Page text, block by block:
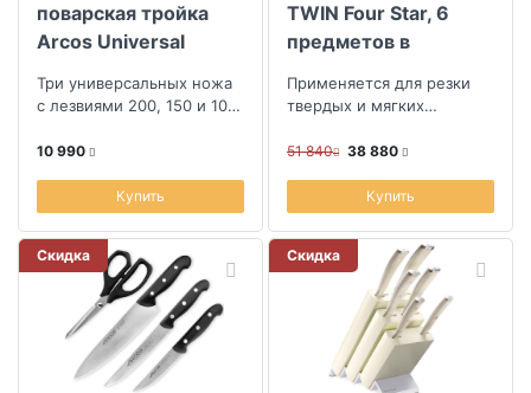
поварская тройка
Arcos Universal
Три универсальных ножа
с лезвиями 200, 150 и 100
10 990
Купить
TWIN Four Star, 6
предметов в
Применяется для резки
твердых и мягких
51 840 38 880
Купить
Скидка Скидка